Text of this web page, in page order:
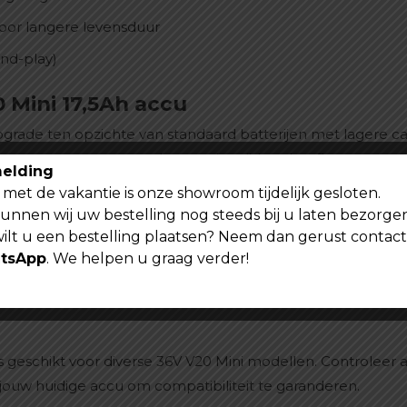
langere levensduur
play)
17,5Ah accu
ten opzichte van standaard batterijen met lagere
een constantere ondersteuning tijdens het fietsen.
de energieafgifte stabiel, wat zorgt voor een soepel
betrouwbare fatbike onderdelen en accessoires om
geschikt voor diverse 36V V20 Mini modellen. Controleer
huidige accu om compatibiliteit te garanderen.
de vakantie is onze showroom tijdelijk gesloten.
wij uw bestelling nog steeds bij u laten
u een bestelling plaatsen? Neem dan gerust
. We helpen u graag verder!